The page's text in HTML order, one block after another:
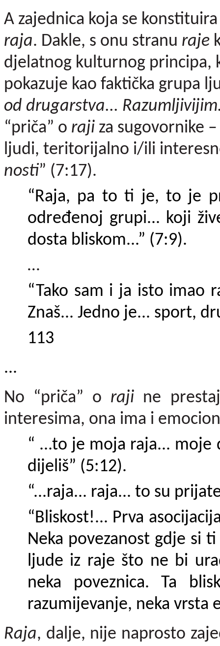
A zajednica koja se konstituira
raja. Dakle, s onu stranu raje
djelatnog kulturnog principa,
pokazuje kao faktička grupa
od drugarstva...
“priča” o raji za sugovornike
ljudi, teritorijalno i/ili
nosti” (7:17).
“Raja, pa to ti je, to je
određenoj grupi... koji
dosta bliskom...” (7:9).
…
“Tako sam i ja isto imao
Znaš... Jedno je... sport,
113
...
No “priča” o raji ne
interesima, ona ima i
“ ...to je moja raja... moje
dijeliš” (5:12).
“...raja... raja... to su
“Bliskost!... Prva
Neka povezanost gdje si
ljude iz raje što ne bi
neka poveznica. Ta
razumijeva­nje, neka vrsta
Raja, dalje, nije naprosto